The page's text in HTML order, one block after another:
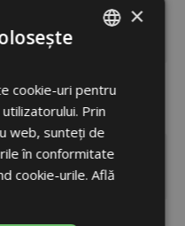
|DESCHIDE
ENGLISH
×
cookie-uri pentru
Prin
web, sunteți de
în conformitate
cookie-urile. Află